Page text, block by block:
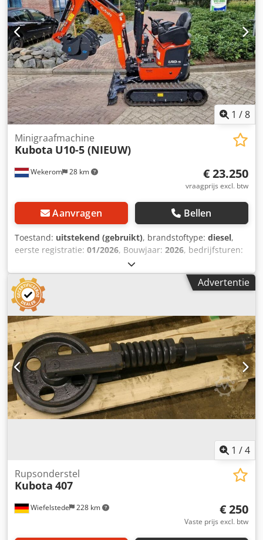
1 /8
Wekerom 28 km
Minigraafmachine
Kubota U10-5 (NIEUW)
€ 23.250
vraagprijs excl. btw
Aanvragen Bellen
Toestand: uitstekend (gebruikt), brandstoftype: diesel,
eerste registratie: 01/2026, Bouwjaar: 2026, bedrijfsturen:
, Aandrijving: rups CE-markering: ja Dcodpoq Ulaujfx
Afrok Technische staat: zeer goed Optische staat: zeer
goed
Advertentie
1 /4
Wiefelstede 228 km
Rupsonderstel
Kubota 407
€ 250
Vaste prijs excl. btw